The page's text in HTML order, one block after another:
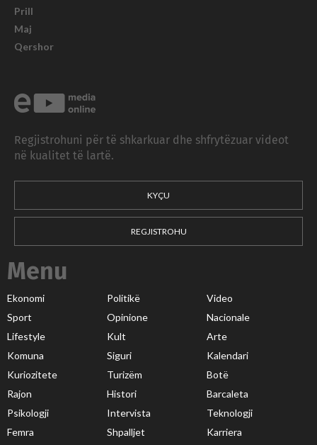
Prill
Maj
Qershor
Regjistrohuni për të shkarkuar dhe shfrytëzuar videot
në kualitet të lartë.
KYÇU
REGJISTROHU
Menu
Ekonomi Politikë
Video
Sport
Opinione
Nacionale
Lifestyle
Kult
Arte
Komuna
Siguri
Kalendari
Kuriozitete
Turizëm
Botë
Rajon
Histori
Barcaleta
Psikologji
Intervista
Teknologji
Femra
Shpalljet Karriera